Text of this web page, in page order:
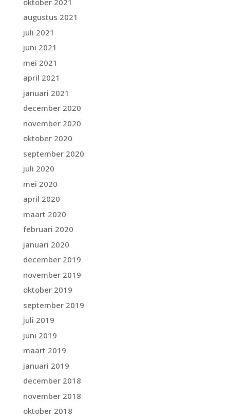
augustus 2021
juli 2021
juni 2021
mei 2021
april 2021
januari 2021
december 2020
november 2020
oktober 2020
september 2020
juli 2020
mei 2020
april 2020
maart 2020
februari 2020
januari 2020
december 2019
november 2019
oktober 2019
september 2019
juli 2019
juni 2019
maart 2019
januari 2019
december 2018
november 2018
oktober 2018